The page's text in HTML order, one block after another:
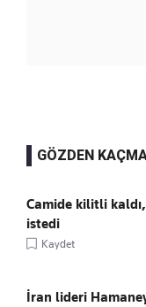
GÖZDEN
Camide kilitli
istedi
Kaydet
İran lideri